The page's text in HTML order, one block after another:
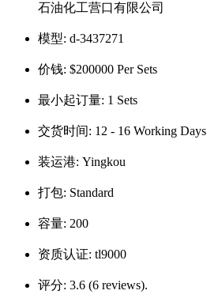
石油化工营口有限公司
模型: d-3437271
价钱: $200000 Per Sets
最小起订量: 1 Sets
交货时间: 12 - 16 Working Days
装运港: Yingkou
打包: Standard
容量: 200
资质认证: tl9000
评分: 3.6 (6 reviews).